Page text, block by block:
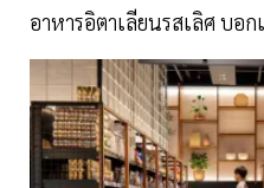
อาหารอิตาเลียนรสเลิศ บอ